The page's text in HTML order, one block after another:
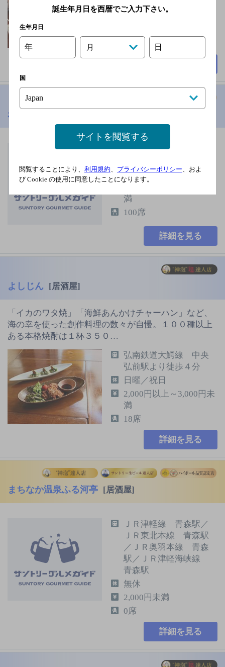
無休
46席
わいん食堂ラ・ペ
弘南鉄道大鰐線 中央
月曜
満
100席
詳細を見る
よしじん [居酒屋]
「イカのワタ焼」「海鮮あんかけチャーハン」など、
海の幸を使った創作料理の数々が自慢。１００種以上
ある本格焼酎は１杯３５０…
弘南鉄道大鰐線 中央
弘前駅より徒歩４分
日曜／祝日
2,000円以上～3,000円未
満
18席
詳細を見る
まちなか温泉ふる河亭 [居酒屋]
ＪＲ津軽線 青森駅／
ＪＲ東北本線 青森駅
／ＪＲ奥羽本線 青森
駅／ＪＲ津軽海峡線
青森駅
無休
2,000円未満
0席
詳細を見る
誕生年月日を西暦でご入力下さい。
生年月日
年 月 日
国
サイトを閲覧する
閲覧することにより、 利用規約、 プライバシーポリシー、およ
び Cookie の使用に同意したことになります。